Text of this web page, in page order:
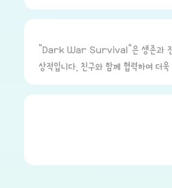
"Dark War Survival"은 생존과 전략
상적입니다. 친구와 함께 협력하며 더